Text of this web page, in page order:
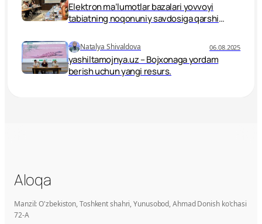
Elektron ma’lumotlar bazalari yovvoyi
tabiatning noqonuniy savdosiga qarshi
Natalya Shivaldova 06.08.2025
yashiltamojnya.uz – Bojxonaga yordam
berish uchun yangi resurs.
Aloqa
Manzil: O'zbekiston, Toshkent shahri, Yunusobod, Ahmad Donish ko'chasi
72-A